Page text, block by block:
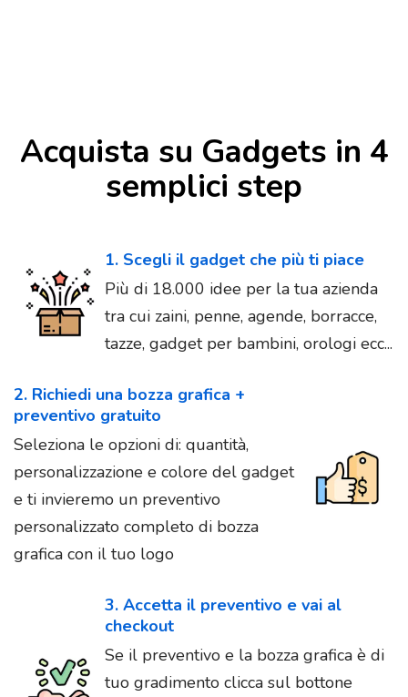
Acquista su Gadgets in 4
semplici step
1. Scegli il gadget che più ti piace
Più di 18.000 idee per la tua azienda
tra cui zaini, penne, agende, borracce,
tazze, gadget per bambini, orologi ecc...
2. Richiedi una bozza grafica +
preventivo gratuito
Seleziona le opzioni di: quantità,
personalizzazione e colore del gadget
e ti invieremo un preventivo
personalizzato completo di bozza
grafica con il tuo logo
3. Accetta il preventivo e vai al
checkout
Se il preventivo e la bozza grafica è di
tuo gradimento clicca sul bottone